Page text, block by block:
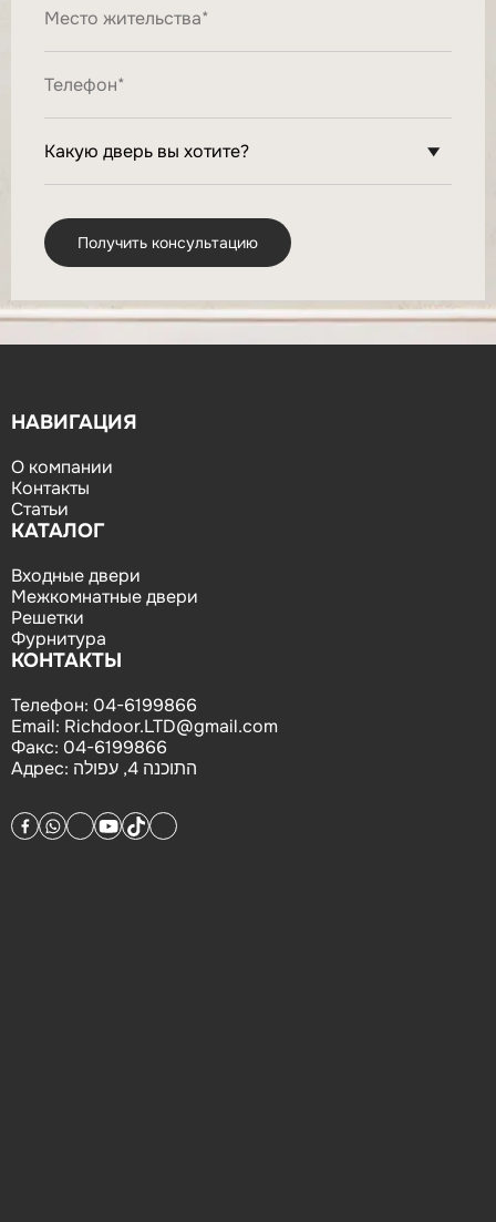
НАВИГАЦИЯ
О компании
Контакты
Статьи
КАТАЛОГ
Входные двери
Межкомнатные двери
Решетки
Фурнитура
КОНТАКТЫ
Телефон: 04-6199866
Email: Richdoor.LTD@gmail.com
Факс: 04-6199866
Адрес:
התוכנה 4, עפולה